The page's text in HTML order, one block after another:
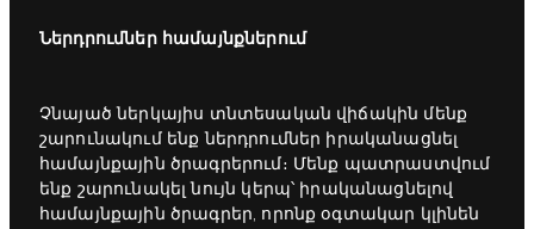
Ներդրումներ համայնքներում
Չնայած ներկայիս տնտեսական վիճակին մենք
շարունակում ենք ներդրումներ իրականացնել
համայնքային ծրագրերում։ Մենք պատրաստվում
ենք շարունակել նույն կերպ՝ իրականացնելով
համայնքային ծրագրեր, որոնք օգտակար կլինեն